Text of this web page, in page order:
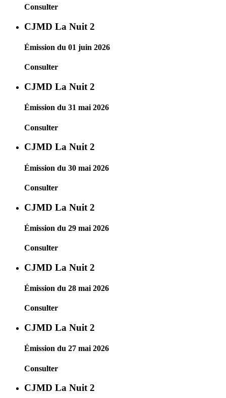
Consulter
CJMD La Nuit 2
Émission du 01 juin 2026
Consulter
CJMD La Nuit 2
Émission du 31 mai 2026
Consulter
CJMD La Nuit 2
Émission du 30 mai 2026
Consulter
CJMD La Nuit 2
Émission du 29 mai 2026
Consulter
CJMD La Nuit 2
Émission du 28 mai 2026
Consulter
CJMD La Nuit 2
Émission du 27 mai 2026
Consulter
CJMD La Nuit 2